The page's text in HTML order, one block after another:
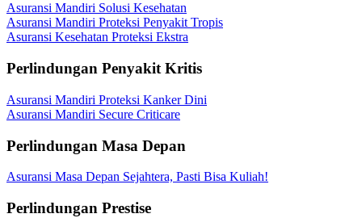
Asuransi Mandiri Solusi Kesehatan
Asuransi Mandiri Proteksi Penyakit Tropis
Asuransi Kesehatan Proteksi Ekstra
Perlindungan Penyakit Kritis
Asuransi Mandiri Proteksi Kanker Dini
Asuransi Mandiri Secure Criticare
Perlindungan Masa Depan
Asuransi Masa Depan Sejahtera, Pasti Bisa Kuliah!
Perlindungan Prestise